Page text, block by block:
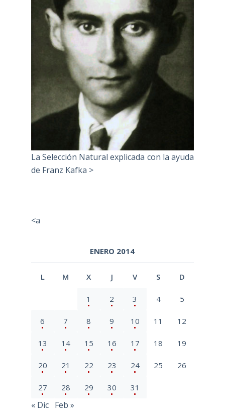
La Selección Natural explicada con la ayuda
de Franz Kafka >
<a
ENERO 2014
L M X J V S D
1 2 3 4 5
6 7 8 9 10 11 12
13 14 15 16 17 18 19
20 21 22 23 24 25 26
27 28 29 30 31
« Dic Feb »